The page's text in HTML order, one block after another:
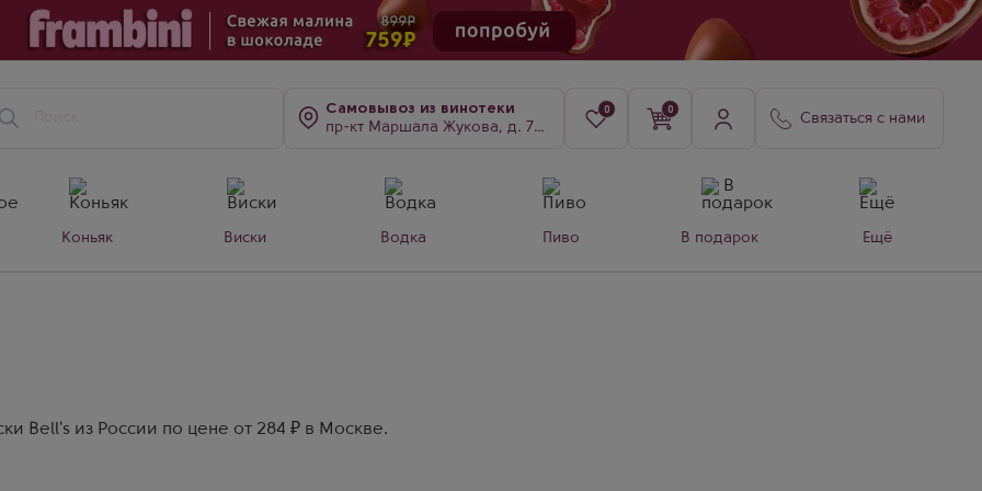
Самовывоз из винотеки
пр-кт Маршала Жукова, д. 78, к. 3
0 0
Связаться с нами
Коньяк Виски Водка Пиво В подарок Ещё
Bell's из России по цене от 284 ₽ в Москве.